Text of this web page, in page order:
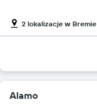
2 lokalizacje w Bremie
Alamo